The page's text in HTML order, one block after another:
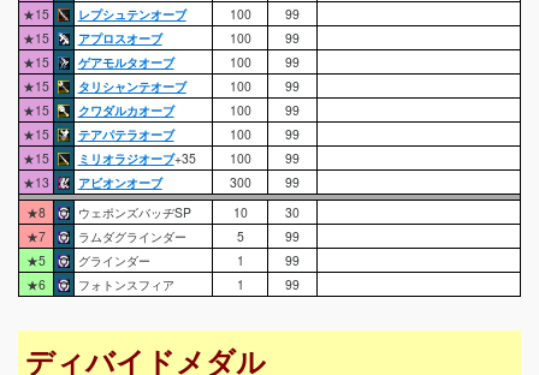
★15
レプシュテンオーブ 100
99
★15
アプロスオーブ 100
99
★15
ゲアモルタオーブ 100
99
★15
タリシャンテオーブ 100
99
★15
クワダルカオーブ 100
99
★15
テアパテラオーブ 100
99
★15
ミリオラジオーブ+35 100
99
★13
アビオンオーブ 300
99
★8
ウェポンズバッヂSP 10
30
★7
ラムダグラインダー 5
99
★5
グラインダー 1
99
★6
フォトンスフィア 1 99
ディバイドメダル